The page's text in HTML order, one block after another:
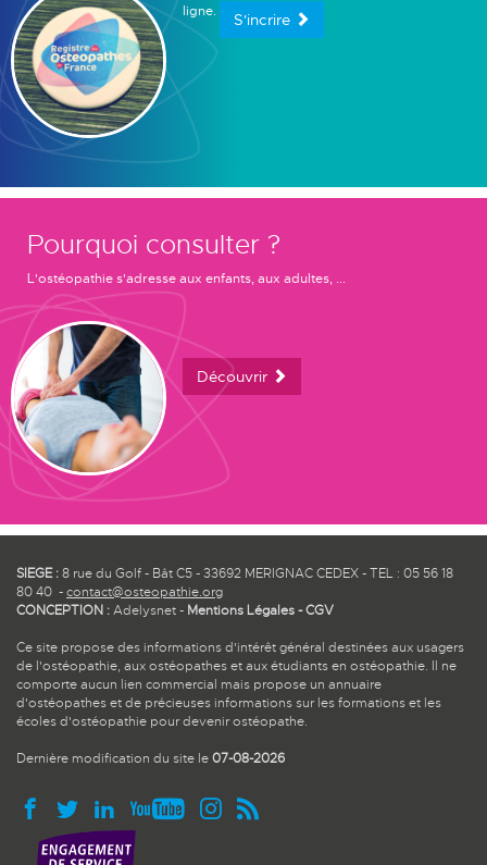
ligne. S'incrire
Pourquoi consulter ?
L'ostéopathie s'adresse aux enfants, aux adultes, ...
Découvrir
SIEGE :8 rue du Golf - Bât C5 - 33692 MERIGNAC CEDEX - TEL : 05 56 18
80 40 -contact@osteopathie.org
CONCEPTION :Adelysnet- Mentions Légales-CGV
Ce site propose des informations d'intérêt général destinées aux usagers
de l'ostéopathie, aux ostéopathes et aux étudiants en ostéopathie. Il ne
comporte aucun lien commercial mais propose un annuaire
d'ostéopathes et de précieuses informations sur les formations et les
écoles d'ostéopathie pour devenir ostéopathe.
Dernière modification du site le07-08-2026